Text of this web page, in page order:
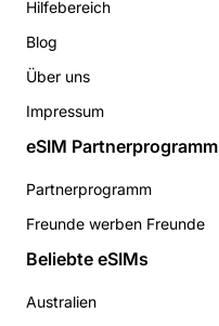
Hilfebereich
Blog
Über uns
Impressum
eSIM Partnerprogramm
Partnerprogramm
Freunde werben Freunde
Beliebte eSIMs
Australien